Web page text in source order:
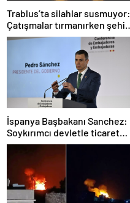
Trablus’ta silahlar susmuyor:
Çatışmalar tırmanırken şehir
alarmda
İspanya Başbakanı Sanchez:
Soykırımcı devletle ticaret
yapmayız